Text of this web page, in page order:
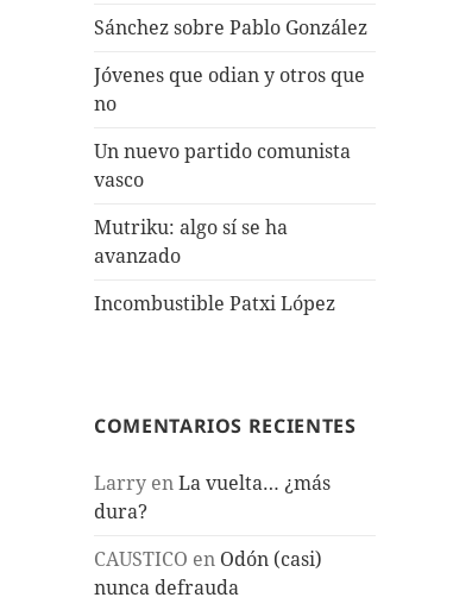
Sánchez sobre Pablo González
Jóvenes que odian y otros que
no
Un nuevo partido comunista
vasco
Mutriku: algo sí se ha
avanzado
Incombustible Patxi López
COMENTARIOS RECIENTES
Larry enLa vuelta… ¿más
dura?
CAUSTICO en Odón (casi)
nunca defrauda